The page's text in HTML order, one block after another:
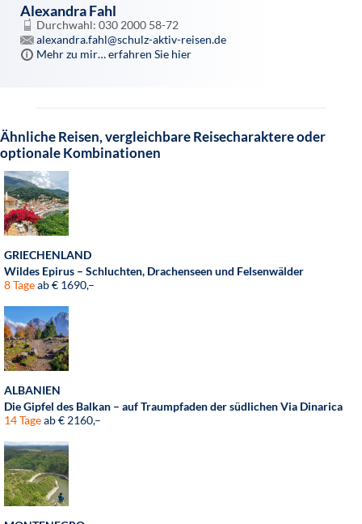
Alexandra Fahl
Durchwahl: 030 2000 58-72
alexandra.fahl@schulz-aktiv-reisen.de
Mehr zu mir… erfahren Sie hier
Ähnliche Reisen, vergleichbare Reisecharaktere oder
optionale Kombinationen
GRIECHENLAND
Wildes Epirus – Schluchten, Drachenseen und Felsenwälder
8 Tageab € 1690,–
ALBANIEN
Die Gipfel des Balkan – auf Traumpfaden der südlichen Via Dinarica
14 Tageab € 2160,–